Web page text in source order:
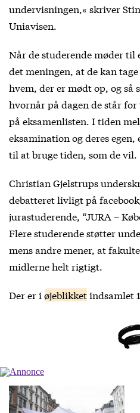
undervisningen,« skriver
Uniavisen.
Når de studerende møder til
det meningen, at de kan
hvem, der er mødt op, og så
hvornår på dagen de står
på eksamenlisten. I tiden
eksamination og deres
til at bruge tiden, som de vil.
Christian Gjelstrups
debatteret livligt på
jurastuderende, “JURA –
Flere studerende støtter
mens andre mener, at
midlerne helt rigtigt.
Der er i øjeblikketindsamlet